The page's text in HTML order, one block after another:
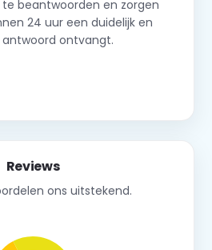
beantwoorden en zorgen
24 uur een duidelijk en
antwoord ontvangt.
Reviews
ons uitstekend.